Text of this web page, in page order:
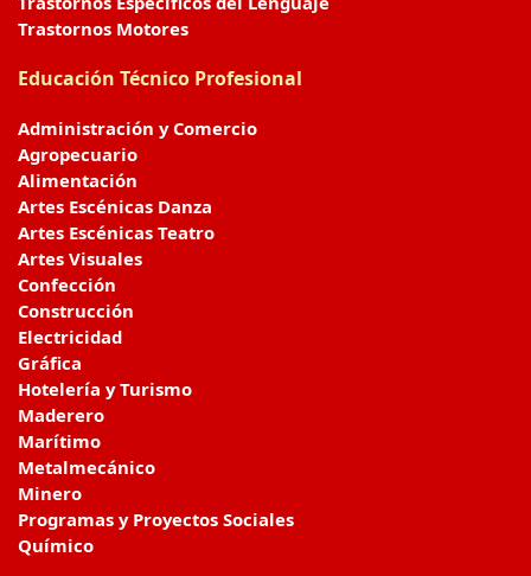
Trastornos Motores
Educación Técnico Profesional
Administración y Comercio
Agropecuario
Alimentación
Artes Escénicas Danza
Artes Escénicas Teatro
Artes Visuales
Confección
Construcción
Electricidad
Gráfica
Hotelería y Turismo
Maderero
Marítimo
Metalmecánico
Minero
Programas y Proyectos Sociales
Químico